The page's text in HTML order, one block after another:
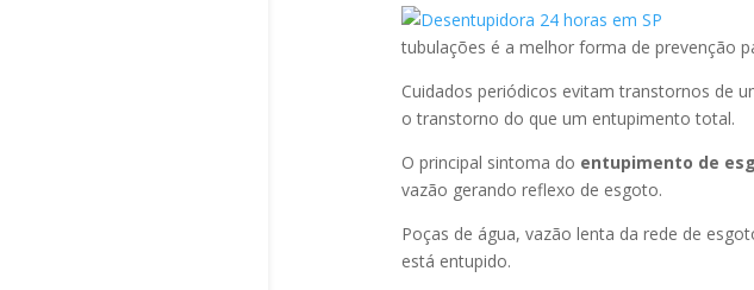
tubulações é a melhor forma de prevenção
Cuidados periódicos evitam transtornos de
o transtorno do que um entupimento total.
O principal sintoma do entupimento de
vazão gerando reflexo de esgoto.
Poças de água, vazão lenta da rede de
está entupido.